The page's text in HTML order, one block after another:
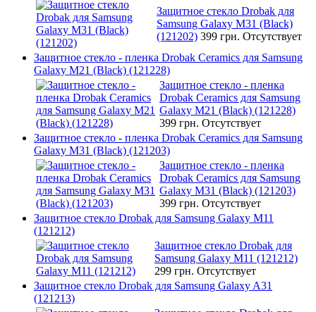
Защитное стекло Drobak для
Samsung Galaxy М31 (Black)
(121202) 399 грн. Отсутствует
Защитное стекло - пленка Drobak Ceramics для Samsung
Galaxy M21 (Black) (121228)
Защитное стекло - пленка
Drobak Ceramics для Samsung
Galaxy M21 (Black) (121228)
399 грн. Отсутствует
Защитное стекло - пленка Drobak Ceramics для Samsung
Galaxy M31 (Black) (121203)
Защитное стекло - пленка
Drobak Ceramics для Samsung
Galaxy M31 (Black) (121203)
399 грн. Отсутствует
Защитное стекло Drobak для Samsung Galaxy M11
(121212)
Защитное стекло Drobak для
Samsung Galaxy M11 (121212)
299 грн. Отсутствует
Защитное стекло Drobak для Samsung Galaxy A31
(121213)